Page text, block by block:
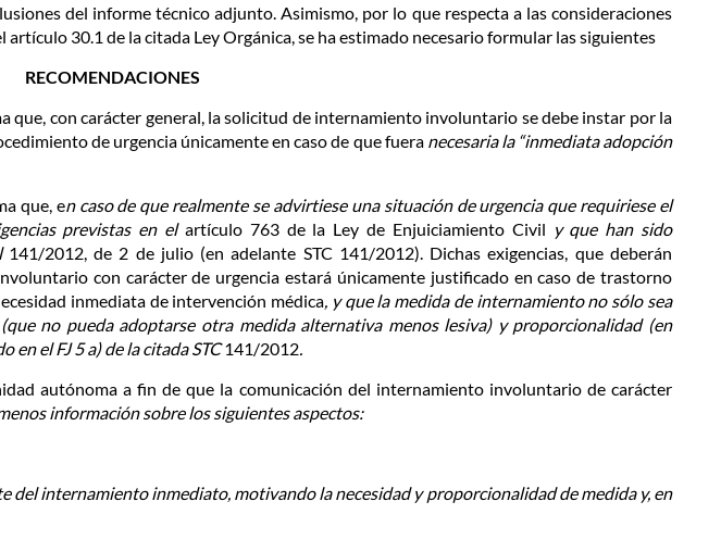
del informe técnico adjunto. Asimismo, por lo que respecta a las consideraciones
30.1 de la citada Ley Orgánica, se ha estimado necesario formular las siguientes
RECOMENDACIONES
que, con carácter general, la solicitud de internamiento involuntario se debe instar por la
de urgencia únicamente en caso de que fuera necesaria la “inmediata adopción
que, en caso de que realmente se advirtiese una situación de urgencia que requiriese el
previstas en el artículo 763 de la Ley de Enjuiciamiento Civil y que han sido
141/2012, de 2 de julio (en adelante STC 141/2012). Dichas exigencias, que deberán
con carácter de urgencia estará únicamente justificado en caso de trastorno
inmediata de intervención médica, y quela medidade internamiento no sólo sea
(que no pueda adoptarse otra medida alternativa menos lesiva)y proporcionalidad (en
en el FJ 5 a) de la citadaSTC141/2012.
autónoma a fin de que la comunicación del internamiento involuntario de carácter
información sobre los siguientes aspectos:
internamiento inmediato, motivando la necesidad y proporcionalidad de medida y, en